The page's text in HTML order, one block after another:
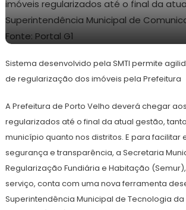
14
junho
de
Redação
Sistema desenvolvido pela SMTI permite
de regularização dos imóveis pela Prefeitura
A Prefeitura de Porto Velho deverá chegar
regularizados até o final da atual gestão,
município quanto nos distritos. E para facilitar
segurança e transparência, a Secretaria
Regularização Fundiária e Habitação
serviço, conta com uma nova ferramenta
Superintendência Municipal de Tecnologia